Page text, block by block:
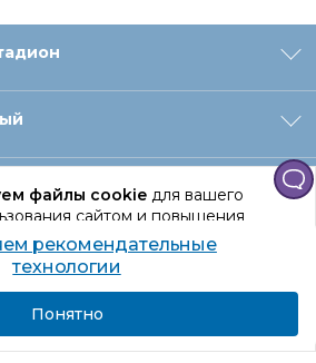
файлы cookieдля вашего
сайтом и повышения
рекомендаций.
сайта, вы даете
персональных данных
рекомендательные
технологии
Понятно